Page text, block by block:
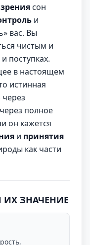
сон
и
вас. Вы
чистым и
поступках.
в настоящем
истинная
полное
он кажется
и принятия
как части
ЗНАЧЕНИЕ